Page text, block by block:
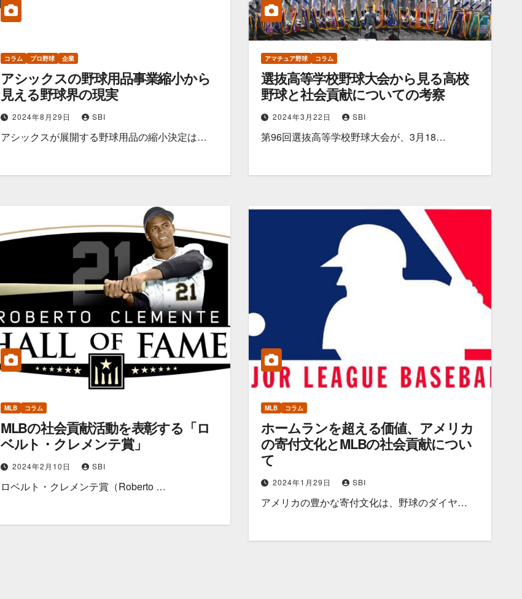
コラム プロ野球 企業
アシックスの野球用品事業縮小から
見える野球界の現実
2024年8月29日 SBI
アシックスが展開する野球用品の縮小決定は…
アマチュア野球 コラム
選抜高等学校野球大会から見る高校
野球と社会貢献についての考察
2024年3月22日 SBI
第96回選抜高等学校野球大会が、3月18…
MLB コラム
MLBの社会貢献活動を表彰する「ロ
ベルト・クレメンテ賞」
2024年2月10日 SBI
ロベルト・クレメンテ賞（Roberto …
MLB コラム
ホームランを超える価値、アメリカ
の寄付文化とMLBの社会貢献につい
て
2024年1月29日 SBI
アメリカの豊かな寄付文化は、野球のダイヤ…